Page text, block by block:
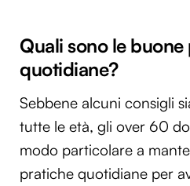
Quali sono le
quotidiane?
Sebbene alcuni consigli
tutte le età, gli over 60
modo particolare a
pratiche quotidiane per